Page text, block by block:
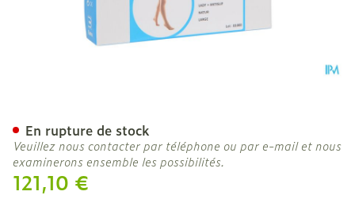
121,10 €
En rupture de stock
Veuillez nous contacter par téléphone ou par e-mail et nous
examinerons ensemble les possibilités.